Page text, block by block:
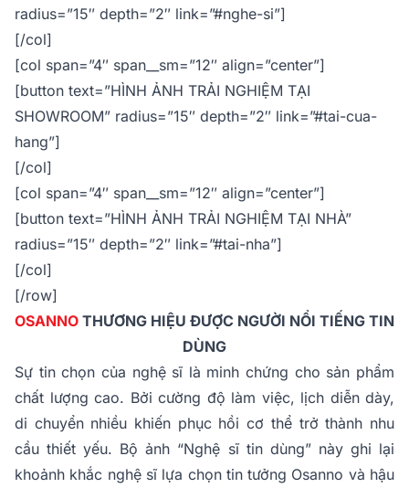
radius=”15″ depth=”2″ link=”#nghe-si”]
[/col]
[col span=”4″ span__sm=”12″ align=”center”]
[button text=”HÌNH ẢNH TRẢI NGHIỆM TẠI
SHOWROOM” radius=”15″ depth=”2″ link=”#tai-cua-
hang”]
[/col]
[col span=”4″ span__sm=”12″ align=”center”]
[button text=”HÌNH ẢNH TRẢI NGHIỆM TẠI NHÀ”
radius=”15″ depth=”2″ link=”#tai-nha”]
[/col]
[/row]
OSANNO THƯƠNG HIỆU ĐƯỢC NGƯỜI NỔI TIẾNG TIN
DÙNG
Sự tin chọn của nghệ sĩ là minh chứng cho sản phẩm
chất lượng cao. Bởi cường độ làm việc, lịch diễn dày,
di chuyển nhiều khiến phục hồi cơ thể trở thành nhu
cầu thiết yếu. Bộ ảnh “Nghệ sĩ tin dùng” này ghi lại
khoảnh khắc nghệ sĩ lựa chọn tin tưởng Osanno và hậu